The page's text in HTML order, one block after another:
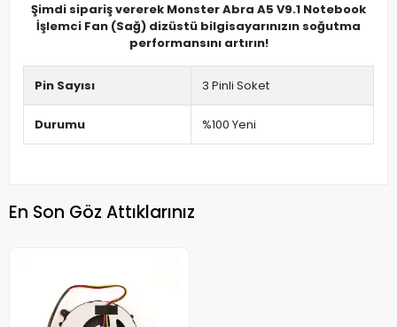
Şimdi sipariş vererek Monster Abra A5 V9.1 Notebook
İşlemci Fan (Sağ) dizüstü bilgisayarınızın soğutma
performansını artırın!
Pin Sayısı 3 Pinli Soket
Durumu %100 Yeni
En Son Göz Attıklarınız